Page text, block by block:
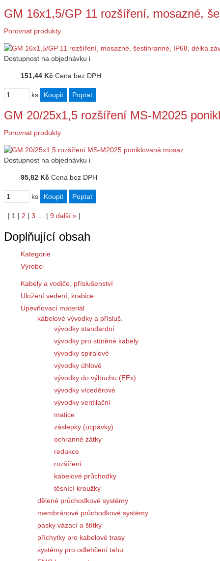
GM 16x1,5/GP 11 rozšíření, mosazné,
Porovnat produkty
Dostupnost na objednávku i
151,44 Kč Cena bez DPH
ks
GM 20/25x1,5 rozšíření MS-M2025
Porovnat produkty
Dostupnost na objednávku i
95,82 Kč Cena bez DPH
ks
| 1 | 2 | 3 | 9 další » |
Doplňující obsah
Kategorie
Výrobci
Kabely a vodiče, příslušenství
Uložení vedení, krabice
Upevňovací materiál
kabelové vývodky a přísluš.
vývodky standardní
vývodky pro stíněné kabely
vývodky spirálové
vývodky úhlové
vývodky do výbuchu (EEx)
vývodky víceděrové
vývodky ventilační
matice
záslepky (ucpávky)
ochranné zátky
redukce
rozšíření
kabelové průchodky
těsnící kroužky
dělené průchodkové systémy
membránové průchodkové systémy
pásky vázací a štítky
příchytky pro kabelové trasy
systémy pro odlehčení tahu